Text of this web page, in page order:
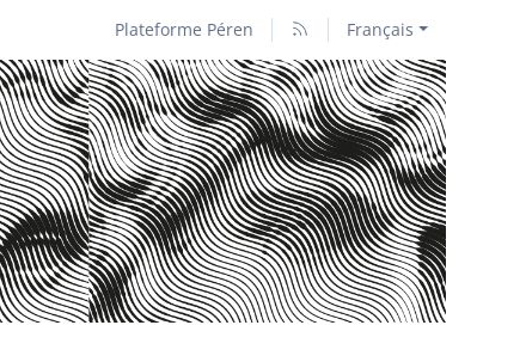
Plateforme Péren Français